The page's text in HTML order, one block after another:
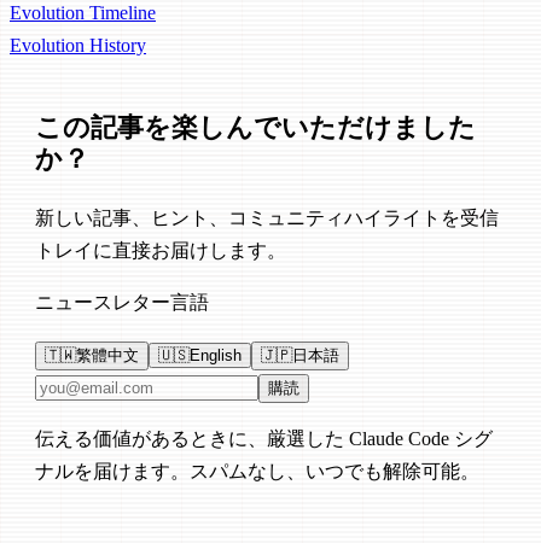
Evolution Timeline
Evolution History
この記事を楽しんでいただけました
か？
新しい記事、ヒント、コミュニティハイライトを受信
トレイに直接お届けします。
ニュースレター言語
🇹🇼繁體中文 🇺🇸English 🇯🇵日本語
メールアドレス 購読
伝える価値があるときに、厳選した Claude Code シグ
ナルを届けます。スパムなし、いつでも解除可能。